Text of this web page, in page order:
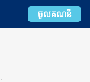
ចូលគណនី